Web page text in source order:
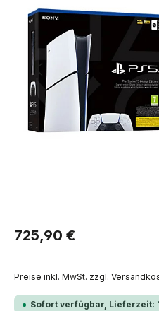
Regulärer Preis:
725,90 €
Preise inkl. MwSt. zzgl.
Sofort verfügbar, Lieferzeit: